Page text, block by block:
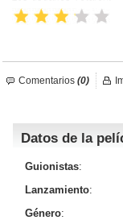
Videos
Iniciar
Comentarios (0)
Datos de la
Guionistas:
Lanzamiento:
Género: